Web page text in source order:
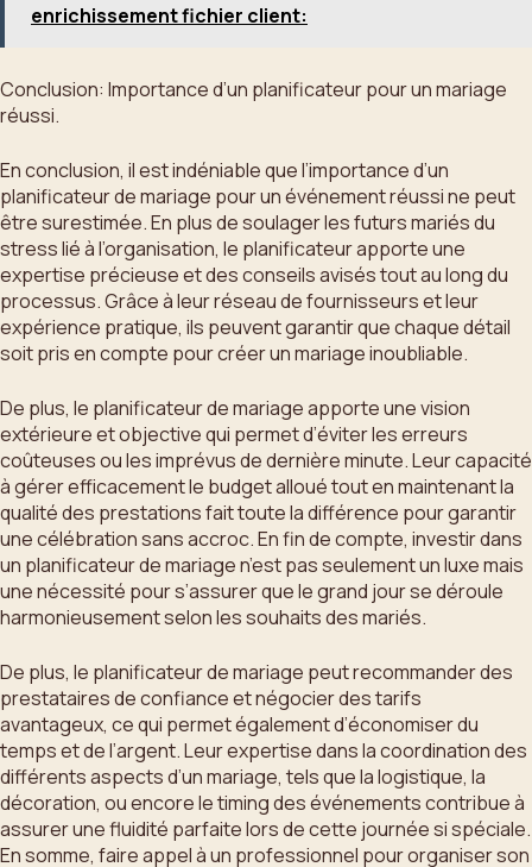
enrichissement fichier client:
Conclusion: Importance d’un planificateur pour un mariage
réussi.
En conclusion, il est indéniable que l’importance d’un
planificateur de mariage pour un événement réussi ne peut
être surestimée. En plus de soulager les futurs mariés du
stress lié à l’organisation, le planificateur apporte une
expertise précieuse et des conseils avisés tout au long du
processus. Grâce à leur réseau de fournisseurs et leur
expérience pratique, ils peuvent garantir que chaque détail
soit pris en compte pour créer un mariage inoubliable.
De plus, le planificateur de mariage apporte une vision
extérieure et objective qui permet d’éviter les erreurs
coûteuses ou les imprévus de dernière minute. Leur capacité
à gérer efficacement le budget alloué tout en maintenant la
qualité des prestations fait toute la différence pour garantir
une célébration sans accroc. En fin de compte, investir dans
un planificateur de mariage n’est pas seulement un luxe mais
une nécessité pour s’assurer que le grand jour se déroule
harmonieusement selon les souhaits des mariés.
De plus, le planificateur de mariage peut recommander des
prestataires de confiance et négocier des tarifs
avantageux, ce qui permet également d’économiser du
temps et de l’argent. Leur expertise dans la coordination des
différents aspects d’un mariage, tels que la logistique, la
décoration, ou encore le timing des événements contribue à
assurer une fluidité parfaite lors de cette journée si spéciale.
En somme, faire appel à un professionnel pour organiser son